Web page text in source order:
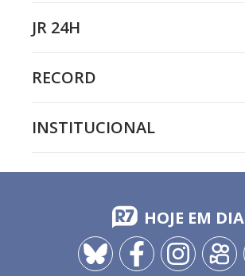
JR 24H
RECORD
INSTITUCIONAL
HOJE EM DIA